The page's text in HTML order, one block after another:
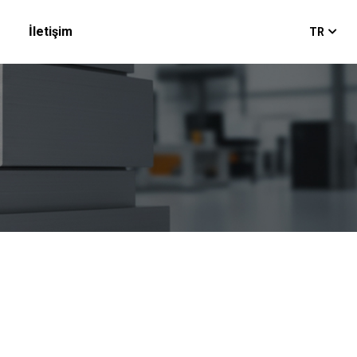
İletişim TR